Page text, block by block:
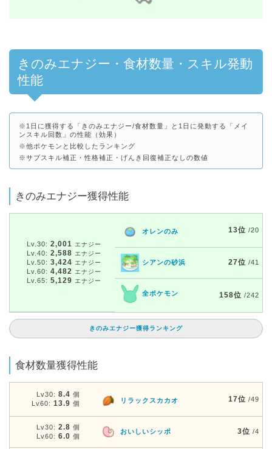
きのみエナジー・食材数量・スキル発動
性能
※1日に獲得する「きのみエナジー/食材数量」と1日に発動する「メイ
ンスキル回数」の性能（効果）
※他ポケモンと比較したランキング
※サブスキル補正・性格補正・げんき回復補正なしの数値
きのみエナジー獲得性能
Lv.30: 2,001 エナジー
Lv.40: 2,588 エナジー
Lv.50: 3,424 エナジー
Lv.60: 4,482 エナジー
Lv.65: 5,129 エナジー
オレンのみ 13位 /20
シアンの砂浜 27位 /41
全ポケモン 158位 /242
きのみエナジー獲得ランキング
食材数量獲得性能
Lv30: 8.4 個
Lv60: 13.9 個 リラックスカカオ 17位 /49
Lv30: 2.8 個
Lv60: 6.0 個
おいしいシッポ 3位 /4